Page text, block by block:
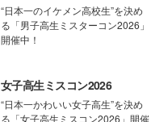
“日本一のイケメン高校生”を決め
る「男子高生ミスターコン2026」
開催中！
女子高生ミスコン2026
“日本一かわいい女子高生”を決め
る「女子高生ミスコン2026」開催